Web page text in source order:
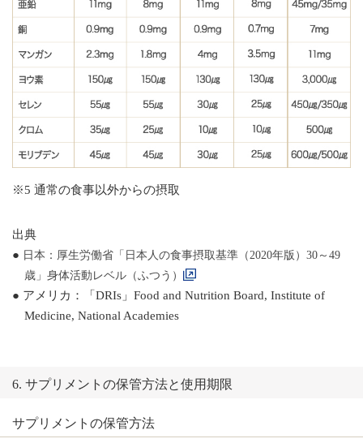
※5 通常の食事以外からの摂取
出典
● 日本：厚生労働省「日本人の食事摂取基準（2020年版）30～49
歳」身体活動レベル（ふつう）
● アメリカ：「DRIs」Food and Nutrition Board, Institute of
Medicine, National Academies
6. サプリメントの保管方法と使用期限
サプリメントの保管方法